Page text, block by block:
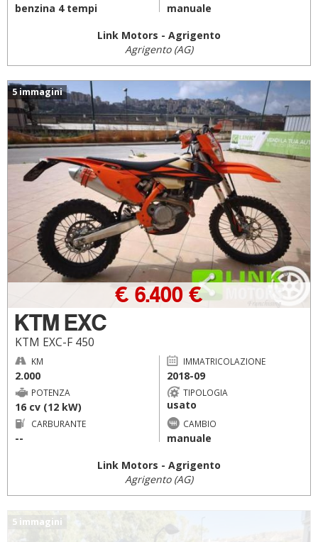
benzina 4 tempi manuale
Link Motors - Agrigento
Agrigento (AG)
5 immagini
KTM EXC
KTM EXC-F 450
€ 6.400 €
KM
2.000
IMMATRICOLAZIONE
2018-09
POTENZA
16 cv (12 kW)
TIPOLOGIA
usato
CARBURANTE
--
CAMBIO
manuale
Link Motors - Agrigento
Agrigento (AG)
5 immagini